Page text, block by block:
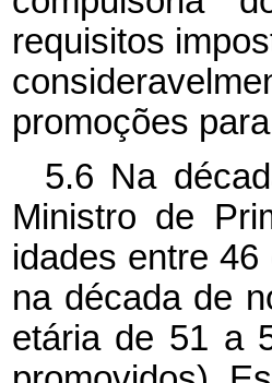
requisitos
promoções
5.6 Na
Ministro de
idades entre
na década de
etária de 51 a